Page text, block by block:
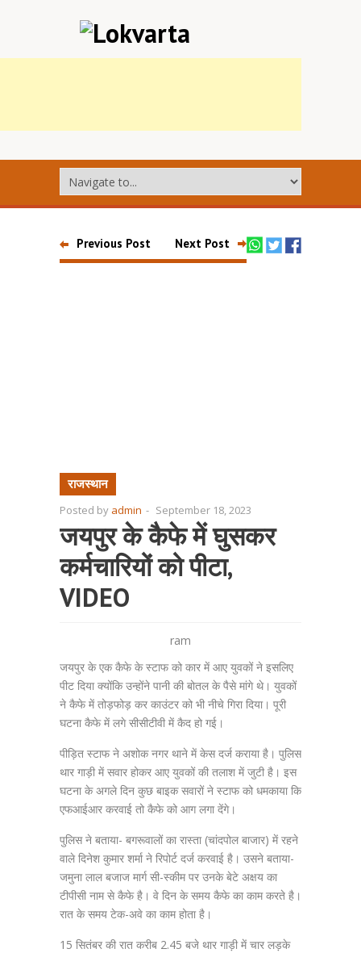
Previous Post Next Post
राजस्थान
Posted by admin - September 18, 2023
जयपुर के कैफे में घुसकर
कर्मचारियों को पीटा,
VIDEO
ram
जयपुर के एक कैफे के स्टाफ को कार में आए युवकों ने इसलिए
पीट दिया क्योंकि उन्होंने पानी की बोतल के पैसे मांगे थे। युवकों
ने कैफे में तोड़फोड़ कर काउंटर को भी नीचे गिरा दिया। पूरी
घटना कैफे में लगे सीसीटीवी में कैद हो गई।
पीड़ित स्टाफ ने अशोक नगर थाने में केस दर्ज कराया है। पुलिस
थार गाड़ी में सवार होकर आए युवकों की तलाश में जुटी है। इस
घटना के अगले दिन कुछ बाइक सवारों ने स्टाफ को धमकाया कि
एफआईआर करवाई तो कैफे को आग लगा देंगे।
पुलिस ने बताया- बगरूवालों का रास्ता (चांदपोल बाजार) में रहने
वाले दिनेश कुमार शर्मा ने रिपोर्ट दर्ज करवाई है। उसने बताया-
जमुना लाल बजाज मार्ग सी-स्कीम पर उनके बेटे अक्षय का
टीपीसी नाम से कैफे है। वे दिन के समय कैफे का काम करते है।
रात के समय टेक-अवे का काम होता है।
15 सितंबर की रात करीब 2.45 बजे थार गाड़ी में चार लड़के